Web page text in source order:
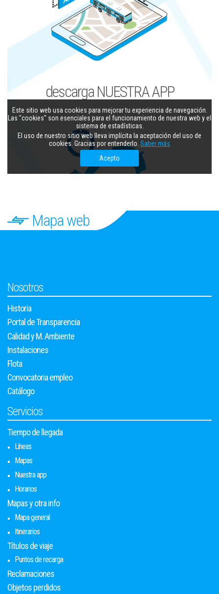
Mapa web
Nosotros
Historia
Portal de Transparencia
Calidad y M. Ambiente
Instalaciones
Flota
Convocatoria empleo
Catálogo
Servicios
Tiempo de llegada
Líneas
Mapas
Nuestra app
Horarios
Mapas y otra info
Mapa general
Itinerarios
Títulos de viaje
Puntos de recarga
Reclamaciones
Objetos perdidos